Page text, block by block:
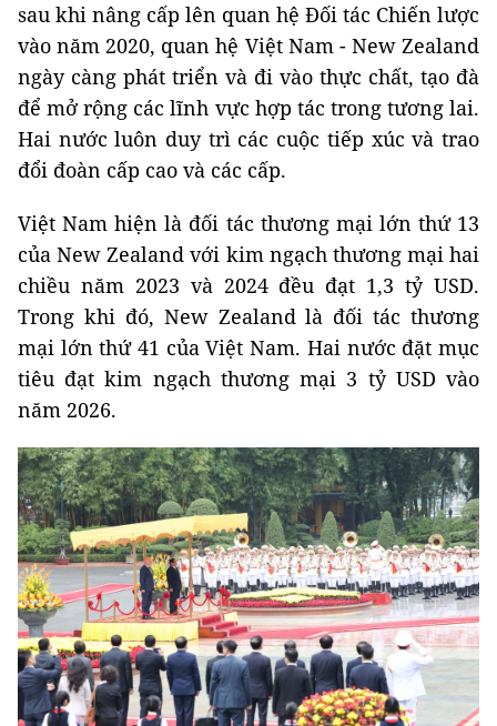
sau khi nâng cấp lên quan hệ Đối tác Chiến lược
vào năm 2020, quan hệ Việt Nam - New Zealand
ngày càng phát triển và đi vào thực chất, tạo đà
để mở rộng các lĩnh vực hợp tác trong tương lai.
Hai nước luôn duy trì các cuộc tiếp xúc và trao
đổi đoàn cấp cao và các cấp.
Việt Nam hiện là đối tác thương mại lớn thứ 13
của New Zealand với kim ngạch thương mại hai
chiều năm 2023 và 2024 đều đạt 1,3 tỷ USD.
Trong khi đó, New Zealand là đối tác thương
mại lớn thứ 41 của Việt Nam. Hai nước đặt mục
tiêu đạt kim ngạch thương mại 3 tỷ USD vào
năm 2026.